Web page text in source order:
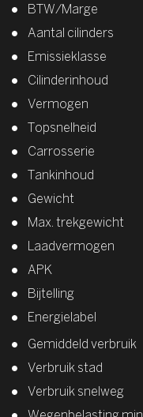
BTW/Marge
Aantal cilinders
Emissieklasse
Cilinderinhoud
Vermogen
Topsnelheid
Carrosserie
Tankinhoud
Gewicht
Max. trekgewicht
Laadvermogen
APK
Bijtelling
Energielabel
Gemiddeld verbruik
Verbruik stad
Verbruik snelweg